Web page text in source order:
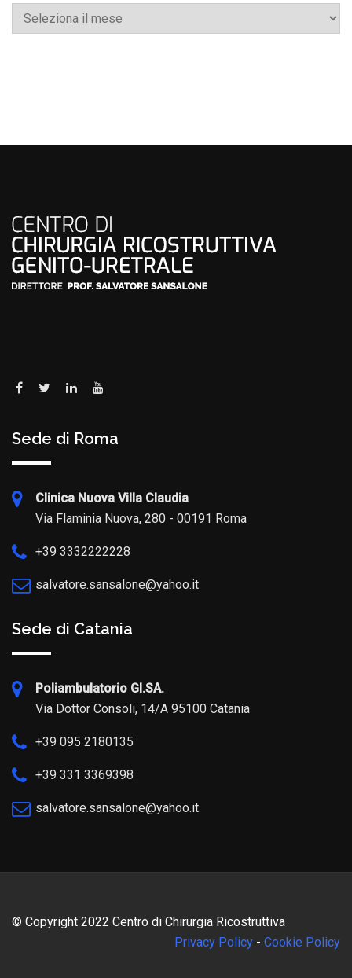
Archivi
Sede di Roma
Clinica Nuova Villa Claudia
Via Flaminia Nuova, 280 - 00191 Roma
+39 3332222228
salvatore.sansalone@yahoo.it
Sede di Catania
Poliambulatorio GI.SA.
Via Dottor Consoli, 14/A 95100 Catania
+39 095 2180135
+39 331 3369398
salvatore.sansalone@yahoo.it
© Copyright 2022 Centro di Chirurgia Ricostruttiva
Privacy Policy - Cookie Policy